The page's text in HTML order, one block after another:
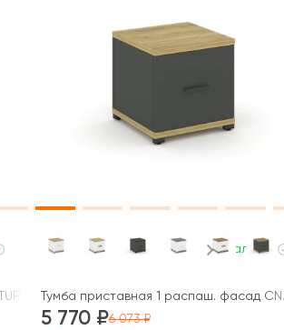
004 B 420x420x416 Концепт / Concept
В наличии
Тумба приставная 1 распаш. фасад
5 770
6 073